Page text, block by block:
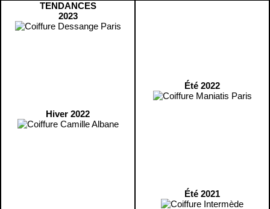
TENDANCES
2023
Hiver 2022
Été 2022
Été 2021